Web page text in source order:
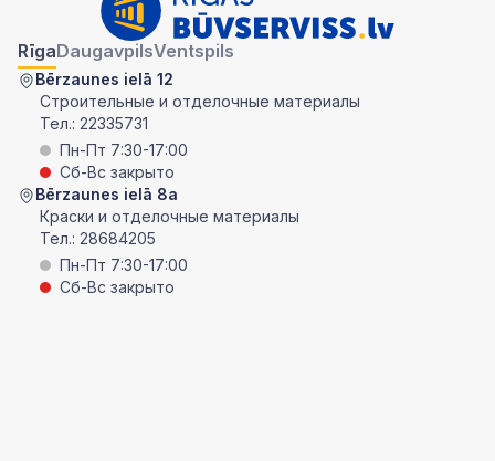
RīgaDaugavpilsVentspils
Bērzaunes ielā 12
Строительные и отделочные материалы
Тел.: 22335731
Пн-Пт 7:30-17:00
Сб-Вс закрыто
Bērzaunes ielā 8a
Краски и отделочные материалы
Тел.: 28684205
Пн-Пт 7:30-17:00
Сб-Вс закрыто